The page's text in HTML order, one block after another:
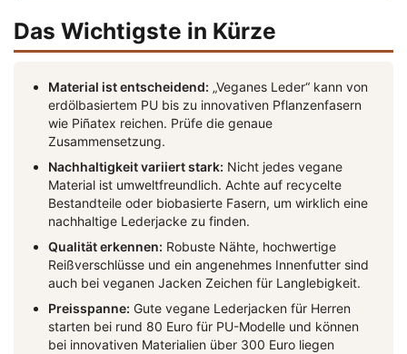
Das Wichtigste in Kürze
Material ist entscheidend: „Veganes Leder“ kann von
erdölbasiertem PU bis zu innovativen Pflanzenfasern
wie Piñatex reichen. Prüfe die genaue
Zusammensetzung.
Nachhaltigkeit variiert stark: Nicht jedes vegane
Material ist umweltfreundlich. Achte auf recycelte
Bestandteile oder biobasierte Fasern, um wirklich eine
nachhaltige Lederjacke zu finden.
Qualität erkennen: Robuste Nähte, hochwertige
Reißverschlüsse und ein angenehmes Innenfutter sind
auch bei veganen Jacken Zeichen für Langlebigkeit.
Preisspanne: Gute vegane Lederjacken für Herren
starten bei rund 80 Euro für PU-Modelle und können
bei innovativen Materialien über 300 Euro liegen